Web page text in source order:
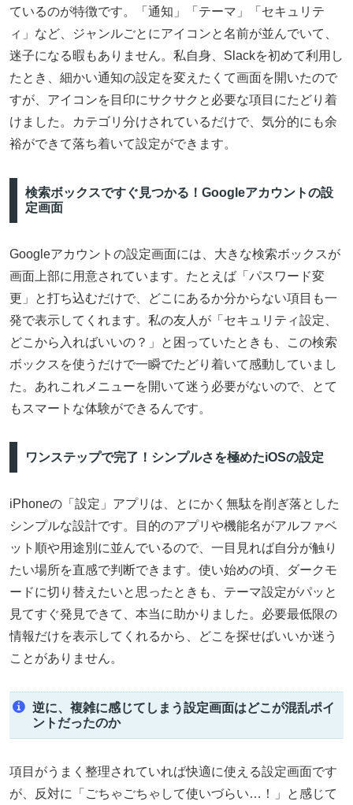
ているのが特徴です。「通知」「テーマ」「セキュリテ
ィ」など、ジャンルごとにアイコンと名前が並んでいて、
迷子になる暇もありません。私自身、Slackを初めて利用し
たとき、細かい通知の設定を変えたくて画面を開いたので
すが、アイコンを目印にサクサクと必要な項目にたどり着
けました。カテゴリ分けされているだけで、気分的にも余
裕ができて落ち着いて設定ができます。
検索ボックスですぐ見つかる！Googleアカウントの設
定画面
Googleアカウントの設定画面には、大きな検索ボックスが
画面上部に用意されています。たとえば「パスワード変
更」と打ち込むだけで、どこにあるか分からない項目も一
発で表示してくれます。私の友人が「セキュリティ設定、
どこから入ればいいの？」と困っていたときも、この検索
ボックスを使うだけで一瞬でたどり着いて感動していまし
た。あれこれメニューを開いて迷う必要がないので、とて
もスマートな体験ができるんです。
ワンステップで完了！シンプルさを極めたiOSの設定
iPhoneの「設定」アプリは、とにかく無駄を削ぎ落とした
シンプルな設計です。目的のアプリや機能名がアルファベ
ット順や用途別に並んでいるので、一目見れば自分が触り
たい場所を直感で判断できます。使い始めの頃、ダークモ
ードに切り替えたいと思ったときも、テーマ設定がパッと
見てすぐ発見できて、本当に助かりました。必要最低限の
情報だけを表示してくれるから、どこを探せばいいか迷う
ことがありません。
逆に、複雑に感じてしまう設定画面はどこが混乱ポイ
ントだったのか
項目がうまく整理されていれば快適に使える設定画面です
が、反対に「ごちゃごちゃして使いづらい…！」と感じて